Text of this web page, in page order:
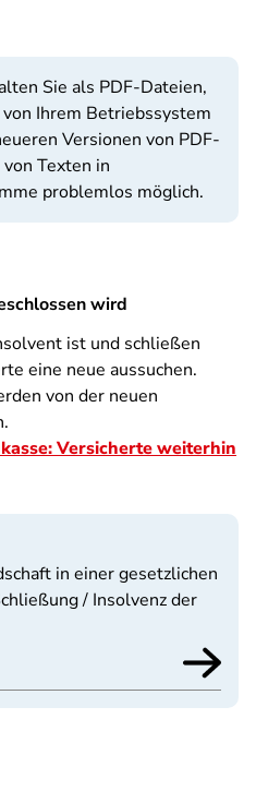
Sie als PDF-Dateien,
Ihrem Betriebssystem
Versionen von PDF-
Texten in
problemlos möglich.
wird
ist und schließen
eine neue aussuchen.
von der neuen
Versicherte weiterhin
in einer gesetzlichen
/ Insolvenz der